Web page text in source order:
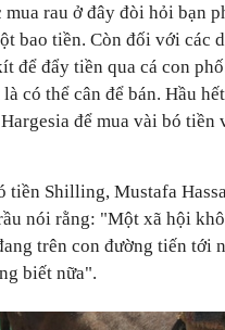
rau ở đây đòi hỏi bạn
bao tiền. Còn đối với các
để đẩy tiền qua cá con
có thể cân để bán. Hầu
để mua vài bó tiền
Shilling, Mustafa
nói rằng: "Một xã hội
trên con đường tiến tới
biết nữa".